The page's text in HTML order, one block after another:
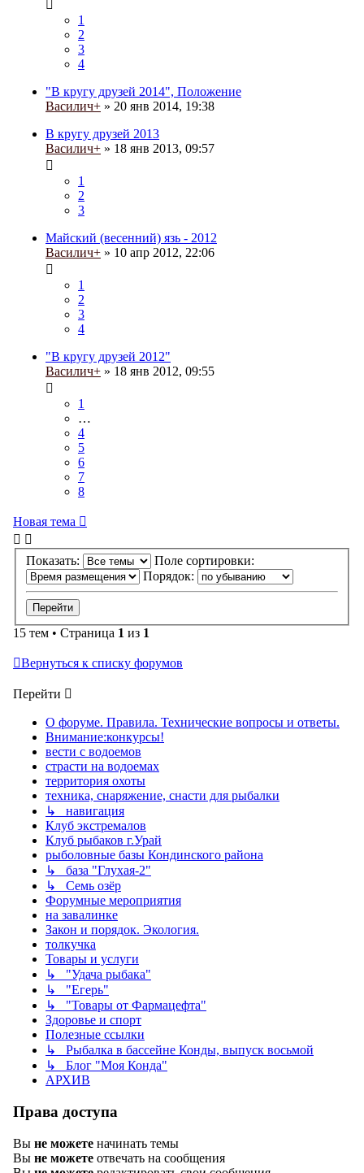
1
2
3
4
"В кругу друзей 2014", Положение
Василич+ » 20 янв 2014, 19:38
В кругу друзей 2013
Василич+ » 18 янв 2013, 09:57
1
2
3
Майский (весенний) язь - 2012
Василич+ » 10 апр 2012, 22:06
1
2
3
4
"В кругу друзей 2012"
Василич+ » 18 янв 2012, 09:55
1
…
4
5
6
7
8
Новая тема
Показать:
Поле сортировки:
Порядок:
15 тем • Страница 1 из 1
Вернуться к списку форумов
Перейти
О форуме. Правила. Технические вопросы и ответы.
Внимание:конкурсы!
вести с водоемов
страсти на водоемах
территория охоты
техника, снаряжение, снасти для рыбалки
↳ навигация
Клуб экстремалов
Клуб рыбаков г.Урай
рыболовные базы Кондинского района
↳ база "Глухая-2"
↳ Семь озёр
Форумные мероприятия
на завалинке
Закон и порядок. Экология.
толкучка
Товары и услуги
↳ "Удача рыбака"
↳ "Егерь"
↳ "Товары от Фармацефта"
Здоровье и спорт
Полезные ссылки
↳ Рыбалка в бассейне Конды, выпуск восьмой
↳ Блог "Моя Конда"
АРХИВ
Права доступа
Вы не можете начинать темы
Вы не можете отвечать на сообщения